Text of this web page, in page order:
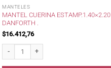
MANTELES
MANTEL CUERINA ESTAMP.1.40×2.20
DANFORTH .
$16.412,76